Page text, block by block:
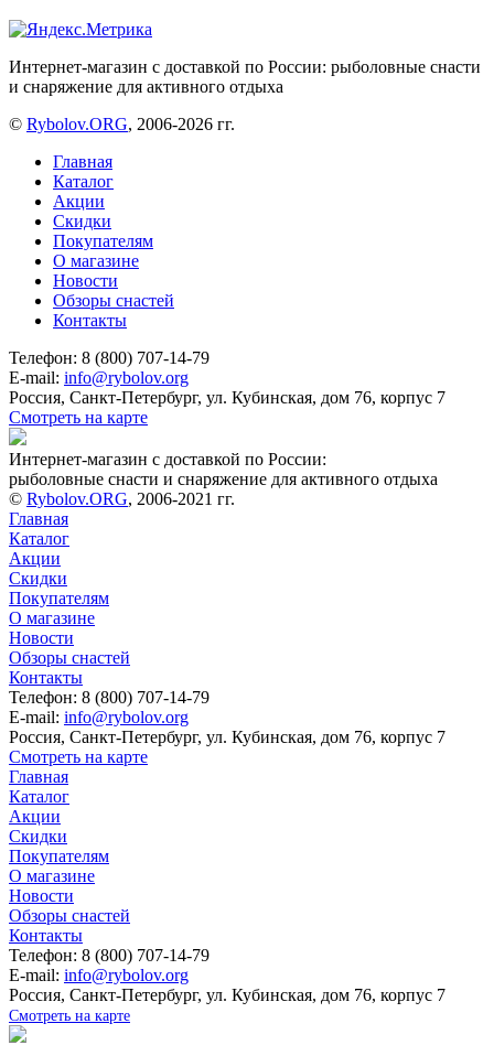
Интернет-магазин с доставкой по России: рыболовные снасти
и снаряжение для активного отдыха
© Rybolov.ORG, 2006-2026 гг.
Главная
Каталог
Акции
Скидки
Покупателям
О магазине
Новости
Обзоры снастей
Контакты
Телефон: 8 (800) 707-14-79
E-mail: info@rybolov.org
Россия, Санкт-Петербург, ул. Кубинская, дом 76, корпус 7
Смотреть на карте
Интернет-магазин с доставкой по России:
рыболовные снасти и снаряжение для активного отдыха
© Rybolov.ORG, 2006-2021 гг.
Главная
Каталог
Акции
Скидки
Покупателям
О магазине
Новости
Обзоры снастей
Контакты
Телефон: 8 (800) 707-14-79
E-mail: info@rybolov.org
Россия, Санкт-Петербург, ул. Кубинская, дом 76, корпус 7
Смотреть на карте
Главная
Каталог
Акции
Скидки
Покупателям
О магазине
Новости
Обзоры снастей
Контакты
Телефон: 8 (800) 707-14-79
E-mail: info@rybolov.org
Россия, Санкт-Петербург, ул. Кубинская, дом 76, корпус 7
Смотреть на карте